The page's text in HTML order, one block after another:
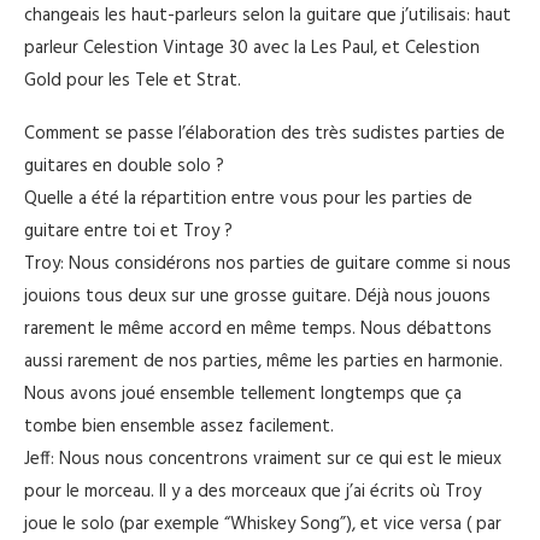
changeais les haut-parleurs selon la guitare que j’utilisais: haut
parleur Celestion Vintage 30 avec la Les Paul, et Celestion
Gold pour les Tele et Strat.
Comment se passe l’élaboration des très sudistes parties de
guitares en double solo ?
Quelle a été la répartition entre vous pour les parties de
guitare entre toi et Troy ?
Troy: Nous considérons nos parties de guitare comme si nous
jouions tous deux sur une grosse guitare. Déjà nous jouons
rarement le même accord en même temps. Nous débattons
aussi rarement de nos parties, même les parties en harmonie.
Nous avons joué ensemble tellement longtemps que ça
tombe bien ensemble assez facilement.
Jeff: Nous nous concentrons vraiment sur ce qui est le mieux
pour le morceau. Il y a des morceaux que j’ai écrits où Troy
joue le solo (par exemple “Whiskey Song”), et vice versa ( par